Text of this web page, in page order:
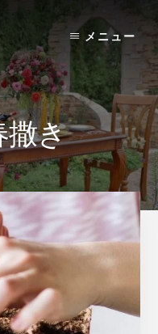
メニュー
撒き